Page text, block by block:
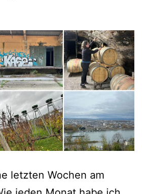
letzten Wochen am